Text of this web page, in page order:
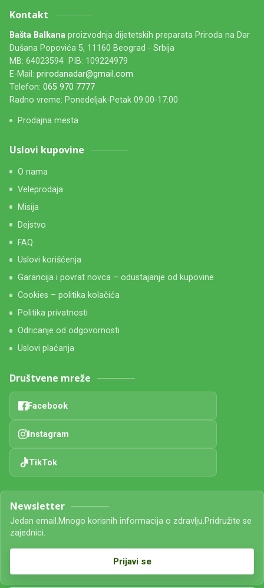
Kontakt
Bašta Balkana proizvodnja dijetetskih preparata Priroda na Dar
Dušana Popovića 5, 11160 Beograd - Srbija
MB: 64023594 PIB: 109224979
E-Mail: prirodanadar@gmail.com
Telefon: 065 970 7777
Radno vreme: Ponedeljak-Petak 09:00-17:00
Prodajna mesta
Uslovi kupovine
O nama
Veleprodaja
Misija
Dejstvo
FAQ
Uslovi korišćenja
Garancija i povrat novca – odustajanje od kupovine
Cookies – politika kolačića
Politika privatnosti
Odricanje od odgovornosti
Uslovi plaćanja
Društvene mreže
Facebook
Instagram
TikTok
Newsletter
Jedan email.Mnogo korisnih informacija o zdravlju.Pridružite se
zajednici.
Prijavi se